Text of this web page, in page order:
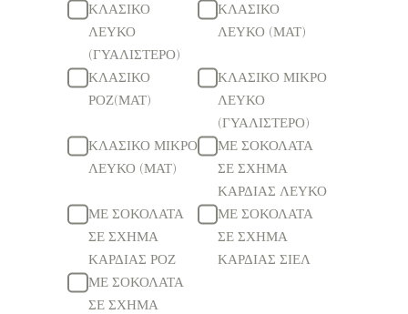
ΚΛΑΣΙΚΟ
ΛΕΥΚΟ
(ΓΥΑΛΙΣΤΕΡΟ)
ΚΛΑΣΙΚΟ
ΛΕΥΚΟ (ΜΑΤ)
ΚΛΑΣΙΚΟ
ΡΟΖ(ΜΑΤ)
ΚΛΑΣΙΚΟ ΜΙΚΡΟ
ΛΕΥΚΟ
(ΓΥΑΛΙΣΤΕΡΟ)
ΚΛΑΣΙΚΟ ΜΙΚΡΟ
ΛΕΥΚΟ (ΜΑΤ)
ΜΕ ΣΟΚΟΛΑΤΑ
ΣΕ ΣΧΗΜΑ
ΚΑΡΔΙΑΣ ΛΕΥΚΟ
ΜΕ ΣΟΚΟΛΑΤΑ
ΣΕ ΣΧΗΜΑ
ΚΑΡΔΙΑΣ ΡΟΖ
ΜΕ ΣΟΚΟΛΑΤΑ
ΣΕ ΣΧΗΜΑ
ΚΑΡΔΙΑΣ ΣΙΕΛ
ΜΕ ΣΟΚΟΛΑΤΑ
ΣΕ ΣΧΗΜΑ